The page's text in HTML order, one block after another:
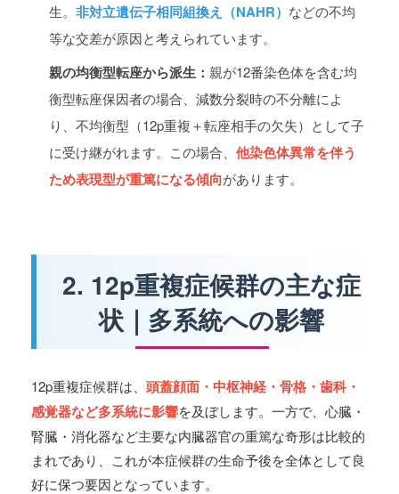
生。 非対立遺伝子相同組換え（NAHR） などの不均
等な交差が原因と考えられています。
親の均衡型転座から派生： 親が12番染色体を含む均
衡型転座保因者の場合、減数分裂時の不分離によ
り、不均衡型（12p重複＋転座相手の欠失）として子
に受け継がれます。この場合、 他染色体異常を伴う
ため表現型が重篤になる傾向があります。
2. 12p重複症候群の主な症
状｜多系統への影響
12p重複症候群は、 頭蓋顔面・中枢神経・骨格・歯科・
感覚器など多系統に影響を及ぼします。一方で、心臓・
腎臓・消化器など主要な内臓器官の重篤な奇形は比較的
まれであり、これが本症候群の生命予後を全体として良
好に保つ要因となっています。